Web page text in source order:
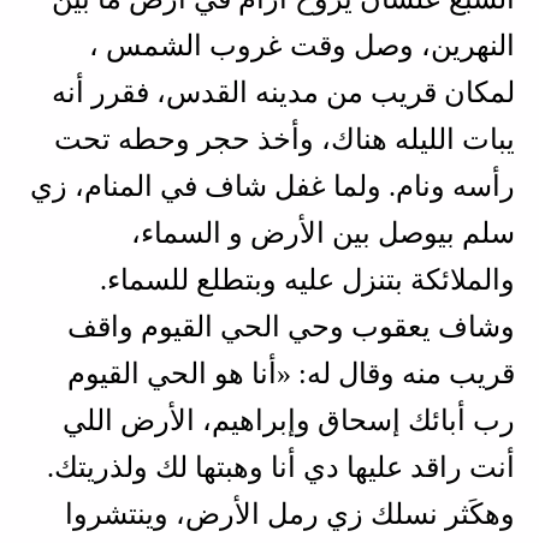
النهرين، وصل وقت غروب الشمس ،
لمكان قريب من مدينه القدس، فقرر أنه
يبات الليله هناك، وأخذ حجر وحطه تحت
رأسه ونام. ولما غفل شاف في المنام، زي
سلم بيوصل بين الأرض و السماء،
والملائكة بتنزل عليه وبتطلع للسماء.
وشاف يعقوب وحي الحي القيوم واقف
قريب منه وقال له: «أنا هو الحي القيوم
رب أبائك إسحاق وإبراهيم، الأرض اللي
أنت راقد عليها دي أنا وهبتها لك ولذريتك.
وهكَثر نسلك زي رمل الأرض، وينتشروا